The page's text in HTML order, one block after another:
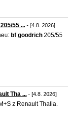
55 ... - [4.8. 2026]
bf goodrich 205/55
Tha ... - [4.8. 2026]
z Renault Thalia.